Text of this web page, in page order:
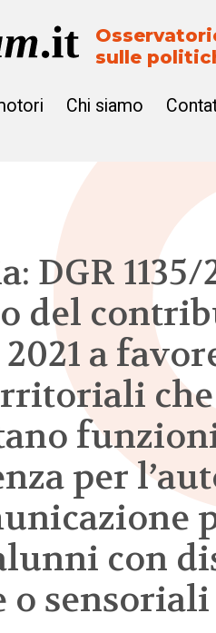
sulle
Chi siamo
DGR 1135/
del
2021 a
che
per
con
o sensoriali